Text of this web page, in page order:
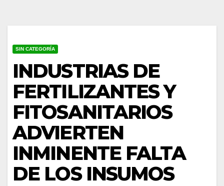
SIN CATEGORÍA
INDUSTRIAS DE
FERTILIZANTES Y
FITOSANITARIOS
ADVIERTEN
INMINENTE FALTA
DE LOS INSUMOS